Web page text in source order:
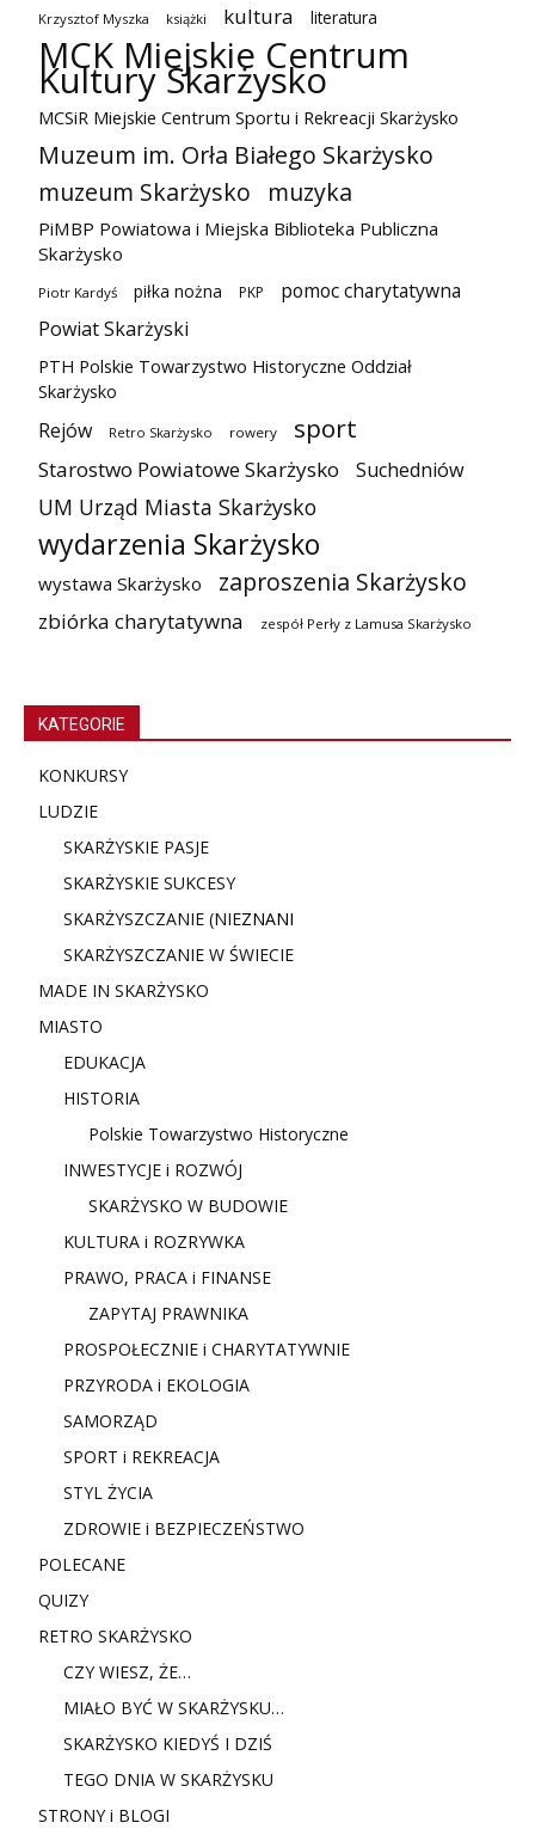
Krzysztof Myszka książki kultura literatura
MCK Miejskie Centrum
Kultury Skarżysko
MCSiR Miejskie Centrum Sportu i Rekreacji Skarżysko
Muzeum im. Orła Białego Skarżysko
muzeum Skarżysko
muzyka
PiMBP Powiatowa i Miejska Biblioteka Publiczna
Skarżysko
Piotr Kardyś piłka nożna PKP
pomoc charytatywna
Powiat Skarżyski
PTH Polskie Towarzystwo Historyczne Oddział
Skarżysko
Rejów Retro Skarżysko rowery sport
Starostwo Powiatowe Skarżysko Suchedniów
UM Urząd Miasta Skarżysko
wydarzenia Skarżysko
wystawa Skarżysko zaproszenia Skarżysko
zbiórka charytatywna zespół Perły z Lamusa Skarżysko
KATEGORIE
KONKURSY
LUDZIE
SKARŻYSKIE PASJE
SKARŻYSKIE SUKCESY
SKARŻYSZCZANIE (NIEZNANI
SKARŻYSZCZANIE W ŚWIECIE
MADE IN SKARŻYSKO
MIASTO
EDUKACJA
HISTORIA
Polskie Towarzystwo Historyczne
INWESTYCJE i ROZWÓJ
SKARŻYSKO W BUDOWIE
KULTURA i ROZRYWKA
PRAWO, PRACA i FINANSE
ZAPYTAJ PRAWNIKA
PROSPOŁECZNIE i CHARYTATYWNIE
PRZYRODA i EKOLOGIA
SAMORZĄD
SPORT i REKREACJA
STYL ŻYCIA
ZDROWIE i BEZPIECZEŃSTWO
POLECANE
QUIZY
RETRO SKARŻYSKO
CZY WIESZ, ŻE…
MIAŁO BYĆ W SKARŻYSKU…
SKARŻYSKO KIEDYŚ I DZIŚ
TEGO DNIA W SKARŻYSKU
STRONY i BLOGI